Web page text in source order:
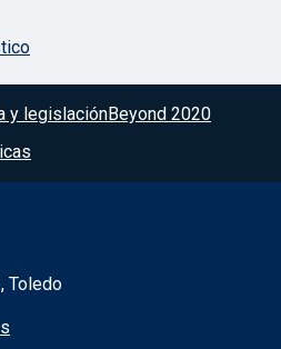
y legislaciónBeyond 2020
institución
Toledo